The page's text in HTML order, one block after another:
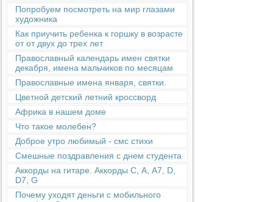
Попробуем посмотреть на мир глазами
художника
Как приучить ребенка к горшку в возрасте
от от двух до трех лет
Православный календарь имен святки
декабря, имена мальчиков по месяцам
Православные имена января, святки.
Цветной детский летний кроссворд
Африка в нашем доме
Что такое молебен?
Доброе утро любимый - смс стихи
Смешные поздравления с днем студента
Аккорды на гитаре. Аккорды С, А, А7, D,
D7, G
Почему уходят деньги с мобильного